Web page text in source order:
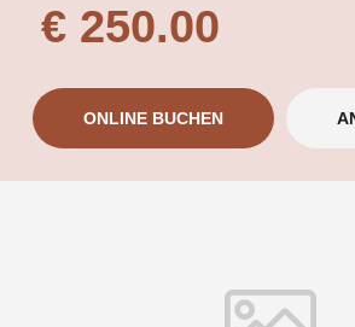
cm), bietet unser Apartment genug Raum für
Badezimmer präsentiert eine erfrischende
einladende Eckbadewanne. Ein zusätzliches
Ihren Komfort. Die voll ausgestattete
lässt es sich am Abend vor dem dekorativen
€ 250.00
ONLINE BUCHEN